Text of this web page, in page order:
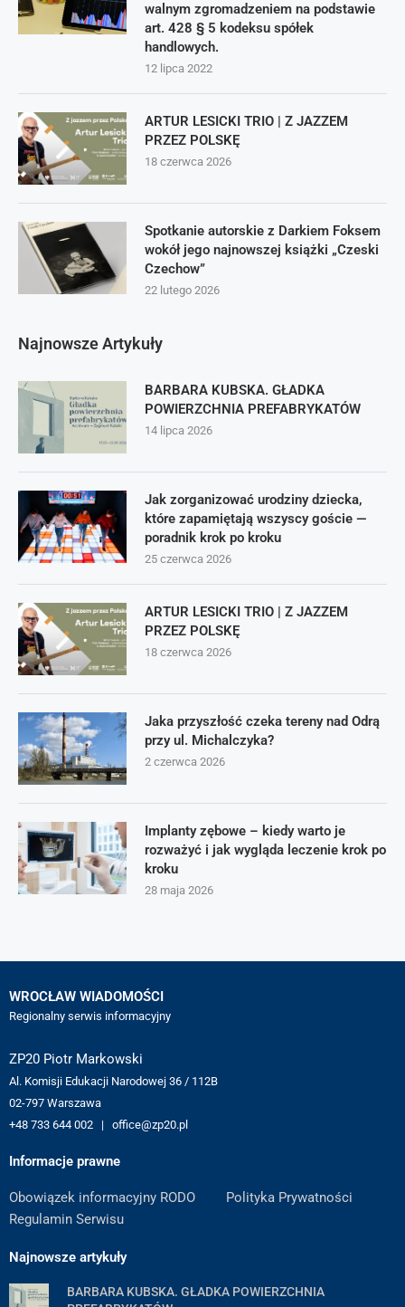
walnym zgromadzeniem na podstawie
art. 428 § 5 kodeksu spółek
handlowych.
12 lipca 2022
ARTUR LESICKI TRIO | Z JAZZEM
PRZEZ POLSKĘ
18 czerwca 2026
Spotkanie autorskie z Darkiem Foksem
wokół jego najnowszej książki „Czeski
Czechow”
22 lutego 2026
Najnowsze Artykuły
BARBARA KUBSKA. GŁADKA
POWIERZCHNIA PREFABRYKATÓW
14 lipca 2026
Jak zorganizować urodziny dziecka,
które zapamiętają wszyscy goście —
poradnik krok po kroku
25 czerwca 2026
ARTUR LESICKI TRIO | Z JAZZEM
PRZEZ POLSKĘ
18 czerwca 2026
Jaka przyszłość czeka tereny nad Odrą
przy ul. Michalczyka?
2 czerwca 2026
Implanty zębowe – kiedy warto je
rozważyć i jak wygląda leczenie krok po
kroku
28 maja 2026
WROCŁAW WIADOMOŚCI
Regionalny serwis informacyjny
ZP20 Piotr Markowski
Al. Komisji Edukacji Narodowej 36 / 112B
02-797 Warszawa
+48 733 644 002 | office@zp20.pl
Informacje prawne
Obowiązek informacyjny RODO
Polityka Prywatności
Regulamin Serwisu
Najnowsze artykuły
BARBARA KUBSKA. GŁADKA POWIERZCHNIA